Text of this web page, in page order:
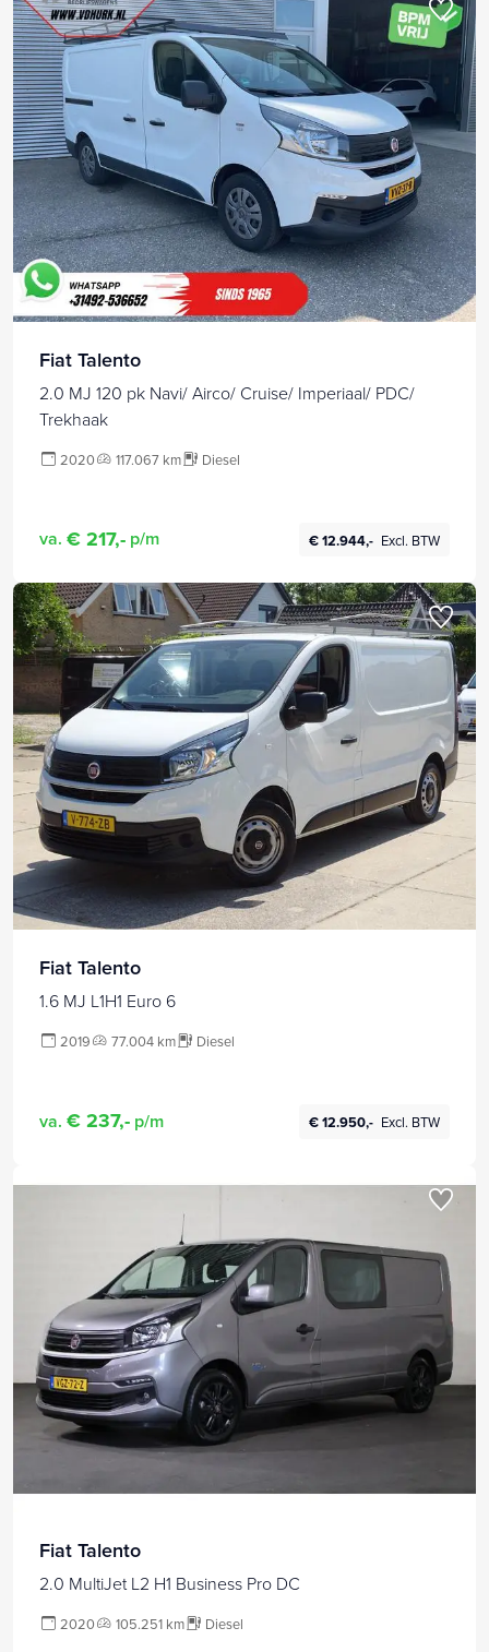
Fiat Talento
2.0 MJ 120 pk Navi/ Airco/ Cruise/ Imperiaal/ PDC/
Trekhaak
2020 117.067 km Diesel
va. € 217,- p/m € 12.944,- Excl. BTW
Fiat Talento
1.6 MJ L1H1 Euro 6
2019 77.004 km Diesel
va. € 237,- p/m € 12.950,- Excl. BTW
Fiat Talento
2.0 MultiJet L2 H1 Business Pro DC
2020 105.251 km Diesel